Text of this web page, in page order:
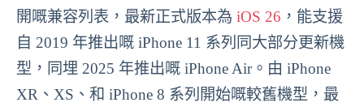
開嘅兼容列表，最新正式版本為 iOS 26 ，能支援
自 2019 年推出嘅 iPhone 11 系列同大部分更新機
型，同埋 2025 年推出嘅 iPhone Air。由 iPhone
XR、XS、和 iPhone 8 系列開始嘅較舊機型，最